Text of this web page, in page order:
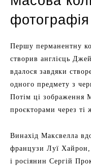
фотографія
Першу перманентну
створив англієць
вдалося завдяки
одного предмету з
Потім ці зображення
проєкторами через ті
Винахід Максвелла
французи Луї
і росіянин Сергій